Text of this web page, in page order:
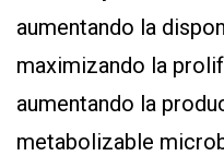
aumentando la
maximizando la
aumentando la
metabolizable